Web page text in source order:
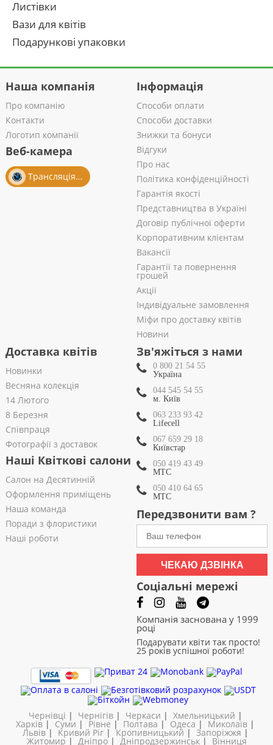
Листівки
Вази для квітів
Подарункові упаковки
Наша компанія
Про компанію
Контакти
Логотип компанії
Веб-камера
Трансляція із салону
Інформація
Способи оплати
Способи доставки
Знижки та бонуси
Відгуки
Про нас
Політика конфіденційності
Гарантія якості
Представництва в Україні
Договір публічної оферти
Корпоративним клієнтам
Вакансії
Гарантії та повернення
грошей
Акції
Індивідуальне замовлення
Міфи про доставку квітів
Новини
Доставка квітів
Новинки
Весняна колекція
14 Лютого
8 Березня
Співпраця
Фотографії з доставок
Наші Квіткові салони
Салон на Десятинній
Оформлення приміщень
Наша команда
Поради з флористики
Наші роботи
Зв'яжіться з нами
0 800 21 54 55
Україна
044 545 54 55
м. Київ
063 233 93 42
Lifecell
067 659 29 18
Київстар
050 419 43 49
МТС
050 410 64 65
МТС
Передзвонити вам ?
ЧЕКАЮ ДЗВІНКА
Соціальні мережі
Компанія заснована у 1999
році
Подарувати квіти так просто!
25 років успішної роботи!
Чернівці | Чернігів| Черкаси | Хмельницький |
Харків | Суми | Рівне | Полтава | Одеса | Миколаїв |
Львів| Кривий Ріг|Кропивницький | Запоріжжя |
Житомир | Дніпро| Дніпродзержинськ| Вінниця